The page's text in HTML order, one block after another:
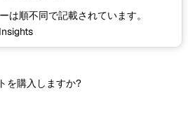
は順不同で記載されています。
を購入しますか?